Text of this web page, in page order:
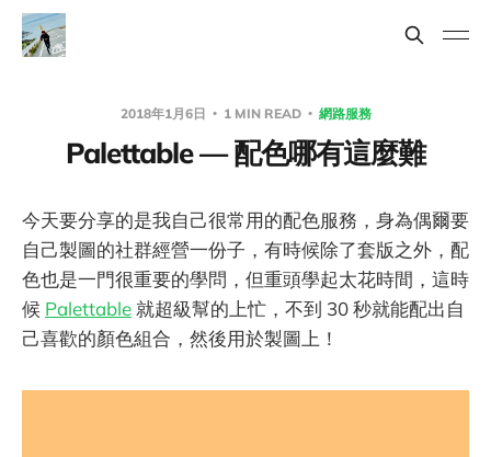
2018年1月6日 1 MIN READ 網路服務
Palettable — 配色哪有這麼難
今天要分享的是我自己很常用的配色服務，身為偶爾要
自己製圖的社群經營一份子，有時候除了套版之外，配
色也是一門很重要的學問，但重頭學起太花時間，這時
候 Palettable 就超級幫的上忙，不到 30 秒就能配出自
己喜歡的顏色組合，然後用於製圖上！